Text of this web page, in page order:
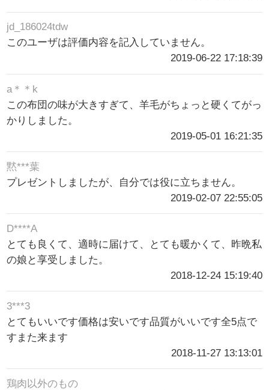
jd_186024tdw
このユーザは評価内容を記入していません。
2019-06-22 17:18:39
a＊＊k
この布団の味が大きすぎて、羊毛がちょっと硬くてがっ
かりしました。
2019-05-01 16:21:35
黙***葉
プレゼントしましたが、自分では役に立ちません。
2019-02-07 22:55:05
D****A
とても良くて、適時に届けて、とても暖かくて、昨晩私
の娘と享受しました。
2018-12-24 15:19:40
3***3
とてもいいです価格は安いです品質がいいです全5点で
すまた来ます
2018-11-27 13:13:01
鶏肉以外のもの